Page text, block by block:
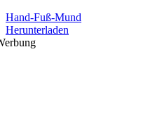
Hand-Fuß-Mund
Herunterladen